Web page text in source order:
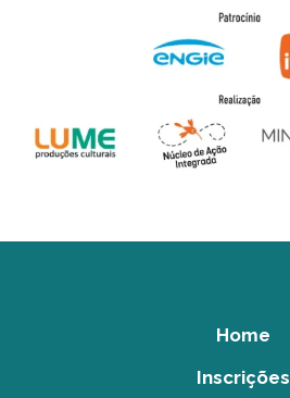
Home
Inscrições